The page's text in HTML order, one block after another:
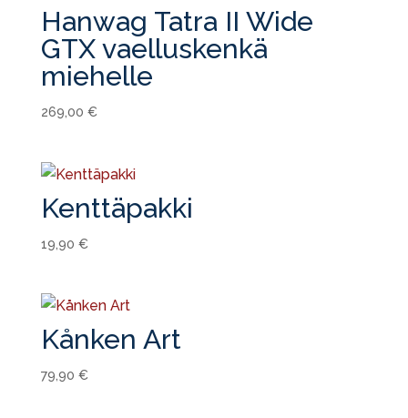
Hanwag Tatra II Wide
GTX vaelluskenkä
miehelle
269,00 €
Kenttäpakki
19,90 €
Kånken Art
79,90 €